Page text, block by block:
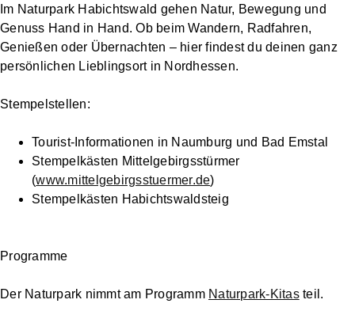
Im Naturpark Habichtswald gehen Natur, Bewegung und
Genuss Hand in Hand. Ob beim Wandern, Radfahren,
Genießen oder Übernachten – hier findest du deinen ganz
persönlichen Lieblingsort in Nordhessen.
Stempelstellen:
Tourist-Informationen in Naumburg und Bad Emstal
Stempelkästen Mittelgebirgsstürmer
(www.mittelgebirgsstuermer.de)
Stempelkästen Habichtswaldsteig
Programme
Der Naturpark nimmt am Programm Naturpark-Kitasteil.